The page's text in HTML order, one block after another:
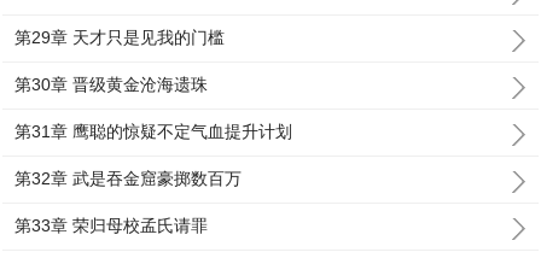
第29章 天才只是见我的门槛
第30章 晋级黄金沧海遗珠
第31章 鹰聪的惊疑不定气血提升计划
第32章 武是吞金窟豪掷数百万
第33章 荣归母校孟氏请罪